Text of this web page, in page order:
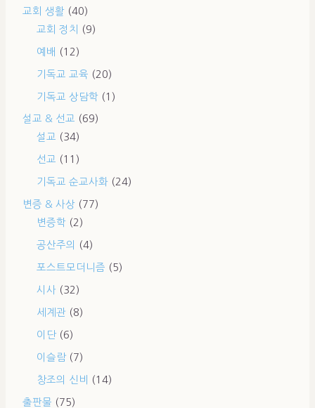
교회 생활 (40)
교회 정치
(9)
예배 (12)
기독교 교육 (20)
기독교 상담학 (1)
설교 & 선교 (69)
설교 (34)
선교 (11)
기독교 순교사화 (24)
변증 & 사상 (77)
변증학 (2)
공산주의 (4)
포스트모더니즘 (5)
시사 (32)
세계관 (8)
이단 (6)
이슬람 (7)
창조의 신비 (14)
출판물 (75)